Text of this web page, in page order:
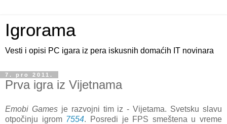
Igrorama
Vesti i opisi PC igara iz pera iskusnih domaćih IT novinara
7. pro 2011.
Prva igra iz Vijetnama
Emobi Gamesje razvojni tim iz - Vijetama. Svetsku slavu
otpočinju igrom 7554. Posredi je FPS smeštena u vreme